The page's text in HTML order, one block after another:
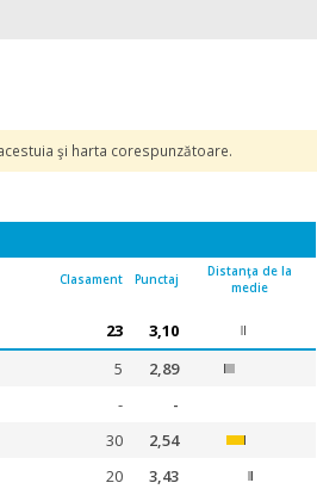
şi harta corespunzătoare.
Clasament Punctaj
Distanţa de la
medie
23 3,10
5 2,89
- -
30 2,54
20 3,43